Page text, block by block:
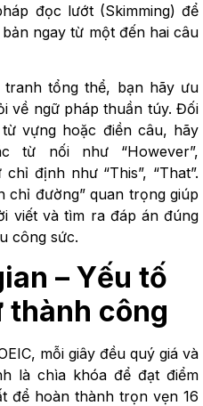
đọc lướt (Skimming) để
ngay từ một đến hai câu
tổng thể, bạn hãy ưu
về ngữ pháp thuần túy. Đối
vựng hoặc điền câu, hãy
từ nối như “However”,
định như “This”, “That”.
chỉ đường” quan trọng giúp
viết và tìm ra đáp án đúng
công sức.
– Yếu tố
thành công
mỗi giây đều quý giá và
là chìa khóa để đạt điểm
để hoàn thành trọn vẹn 16